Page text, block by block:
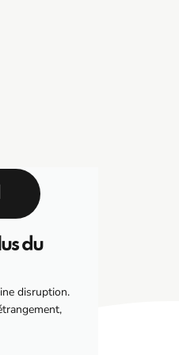
du
disruption.